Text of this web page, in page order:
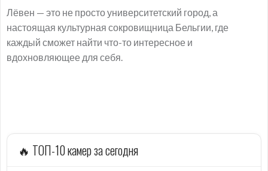
Лёвен — это не просто университетский город, а
настоящая культурная сокровищница Бельгии, где
каждый сможет найти что-то интересное и
вдохновляющее для себя.
🔥 ТОП-10 камер за сегодня